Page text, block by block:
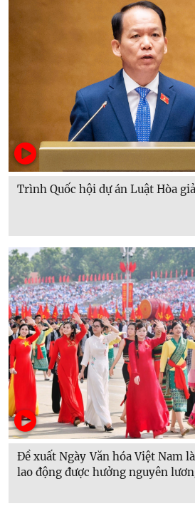
Trình Quốc hội dự án Luật Hòa
Đề xuất Ngày Văn hóa Việt Nam
lao động được hưởng nguyên